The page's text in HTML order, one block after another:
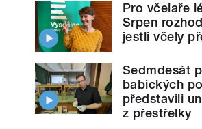
Pro včelaře
Srpen
jestli včely
Sedmdesát
babických
představili
z přestřelky